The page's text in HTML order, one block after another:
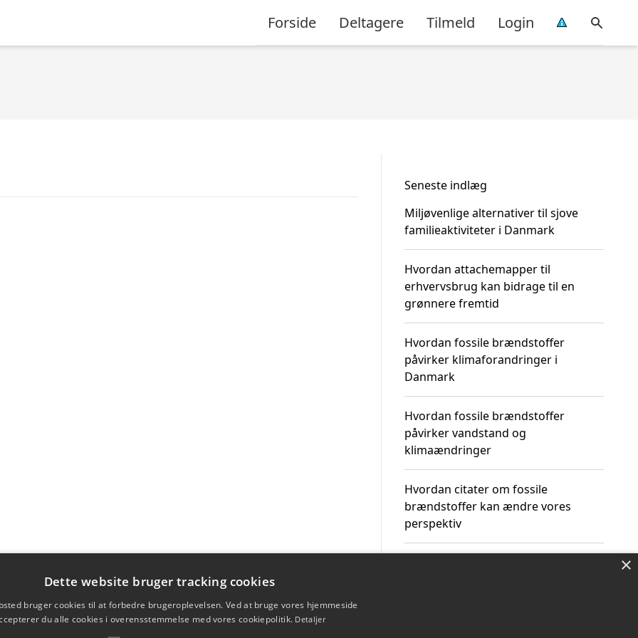
Forside Deltagere Tilmeld Login
Seneste indlæg
Miljøvenlige alternativer til sjove
familieaktiviteter i Danmark
Hvordan attachemapper til
erhvervsbrug kan bidrage til en
grønnere fremtid
Hvordan fossile brændstoffer
påvirker klimaforandringer i
Danmark
Hvordan fossile brændstoffer
påvirker vandstand og
klimaændringer
Hvordan citater om fossile
brændstoffer kan ændre vores
perspektiv
×
Dette website bruger tracking cookies
bruger cookies til at forbedre brugeroplevelsen. Ved at bruge vores hjemmeside
du alle cookies i overensstemmelse med vores cookiepolitik. Detaljer